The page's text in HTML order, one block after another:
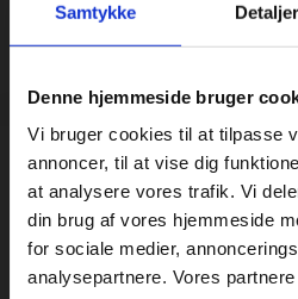
Samtykke Detaljer
Denne hjemmeside bruger
Vi bruger cookies til at tilpasse
annoncer, til at vise dig
at analysere vores trafik. Vi
din brug af vores hjemmeside
for sociale medier,
analysepartnere. Vores
Få et